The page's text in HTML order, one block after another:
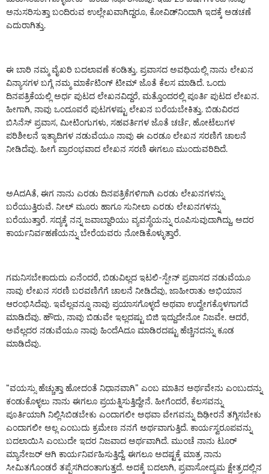
ಅನುಸರಿಸುತ್ತಾ ಬಂದಿರುವ ಉಲ್ಲೇಖವಾಗಿದ್ದರೂ, ಕೋವಿಡ್‌ನಿಂದಾಗಿ ಇದಕ್ಕೆ ಅಡಚಣೆ
ಎದುರಾಗಿತ್ತು.
ಈ ಬಾರಿ ನಮ್ಮ ವೈಖರಿ ಬದಲಾವಣೆ ಕಂಡಿತ್ತು. ಪ್ರವಾಸದ ಅವಧಿಯಲ್ಲಿ ನಾನು ಲೇಖನ
ವಿನ್ಯಾಸಗಳ ಬಗ್ಗೆ ನಮ್ಮ ಮಾರ್ಕೆಟಿಂಗ್ ಟೀಮ್ ಜೊತೆ ಕೆಲಸ ಮಾಡಿದೆ. ಒಂದು
ದಿನಪತ್ರಿಕೆಯಲ್ಲಿ ಅರ್ಧ ಪುಟದ ಲೇಖನವಿದ್ದರೆ, ಮತ್ತೊಂದರಲ್ಲಿ ಪೂರ್ತಿ ಪುಟದ ಲೇಖನ.
ಹೀಗಾಗಿ, ನಾವು ಒಂದೂವರೆ ಪುಟಗಳಷ್ಟು ಲೇಖನ ಬರೆಯಬೇಕಿತ್ತು. ಬಿಡುವಿರದ
ಬಿಸಿನೆಸ್ ಪ್ರವಾಸ, ಮೀಟಿಂಗುಗಳು, ಸಹವರ್ತಿಗಳ ಜೊತೆ ಚರ್ಚೆ, ಹೋಟೆಲುಗಳ
ಪರಿಶೀಲನೆ ಇತ್ಯಾದಿಗಳ ನಡುವೆಯೂ ನಾವು ಈ ಎರಡೂ ಲೇಖನ ಸರಣಿಗೆ ಚಾಲನೆ
ನೀಡಿದೆವು. ಹೀಗೆ ಪ್ರಾರಂಭವಾದ ಲೇಖನ ಸರಣಿ ಈಗಲೂ ಮುಂದುವರಿದಿದೆ.
ಅAದAತೆ, ಈಗ ನಾನು ಎರಡು ದಿನಪತ್ರಿಕೆಗಳಿಗಾಗಿ ಎರಡು ಲೇಖನಗಳನ್ನು
ಬರೆಯುತ್ತಿರುವೆ. ನೀಲ್ ಮೂರು ಹಾಗೂ ಸುನೀಲಾ ಎರಡು ಲೇಖನಗಳನ್ನು
ಬರೆಯುತ್ತಾರೆ. ಸದ್ಯಕ್ಕೆ ನನ್ನ ಜವಾಬ್ದಾರಿಯು ವ್ಯವಸ್ಥೆಯನ್ನು ರೂಪಿಸುವುದಾಗಿದ್ದು, ಅದರ
ಕಾರ್ಯನಿರ್ವಹಣೆಯನ್ನು ಬೇರೆಯವರು ನೋಡಿಕೊಳ್ಳುತ್ತಾರೆ.
ಗಮನಿಸಬೇಕಾದುದು ಏನೆಂದರೆ, ಬಿಡುವಿಲ್ಲದ ಇಟಲಿ-ಸ್ಪೇನ್ ಪ್ರವಾಸದ ನಡುವೆಯೂ
ನಾವು ಲೇಖನ ಸರಣಿ ಬರವಣಿಗೆಗೆ ಚಾಲನೆ ನೀಡಿದೆವು, ಜಾಹೀರಾತು ಅಭಿಯಾನ
ಆರಂಭಿಸಿದೆವು. ಇವೆಲ್ಲವನ್ನೂ ನಾವು ಪ್ರಯಾಸಗೊಳ್ಳದೆ ಅಥವಾ ಉದ್ವೇಗಕ್ಕೊಳಗಾಗದೆ
ಮಾಡಿದೆವು. ಹೌದು, ನಾವು ಬಿಡುವೇ ಇಲ್ಲದಷ್ಟು ಬಿಜಿ ಇದ್ದುದೇನೋ ನಿಜವೇ. ಆದರೆ,
ಅವೆಲ್ಲದರ ನಡುವೆಯೂ ನಾವು ಹಿಂದೆAದೂ ಮಾಡಿರದಷ್ಟು ಹೆಚ್ಚಿನದನ್ನು ಕೂಡ
ಮಾಡಿದೆವು.
“ವಯಸ್ಸು ಹೆಚ್ಚುತ್ತಾ ಹೋದಂತೆ ನಿಧಾನವಾಗಿ” ಎಂಬ ಮಾತಿನ ಅರ್ಥವೇನು ಎಂಬುದನ್ನು
ಕಂಡುಕೊಳ್ಳಲು ನಾನು ಈಗಲೂ ಪ್ರಯತ್ನಿಸುತ್ತಿದ್ದೇನೆ. ಹೀಗೆಂದರೆ, ಕೆಲಸವನ್ನು
ಪೂರ್ತಿಯಾಗಿ ನಿಲ್ಲಿಸಿಬಿಡಬೇಕು ಎಂದಾಗಲೀ ಅಥವಾ ವೇಗವನ್ನು ದಿಢೀರನೆ ತಗ್ಗಿಸಬೇಕು
ಎಂದಾಗಲೀ ಅಲ್ಲ ಎಂಬುದು ಕ್ರಮೇಣ ನನಗೆ ಅರ್ಥವಾಗುತ್ತಿದೆ. ಕಾರ್ಯಸ್ವರೂಪವನ್ನು
ಬದಲಾಯಿಸಿ ಎಂಬುದೇ ಇದರ ನಿಜವಾದ ಅರ್ಥವಾಗಿದೆ. ಮುಂಚೆ ನಾನು ಟೂರ್
ಮ್ಯಾನೇಜರ್ ಆಗಿ ಕಾರ್ಯನಿರ್ವಹಿಸುತ್ತಿದ್ದೆ. ಈಗಲೂ ಅದಷ್ಟಕ್ಕೆ ಮಾತ್ರ ನಾನು
ಸೀಮಿತಗೊಂಡರೆ ತಪ್ಪೆಸಗಿದಂತಾಗುತ್ತದೆ. ಅದಕ್ಕೆ ಬದಲಾಗಿ, ಪ್ರವಾಸೋದ್ಯಮ ಕ್ಷೇತ್ರದಲ್ಲಿನ